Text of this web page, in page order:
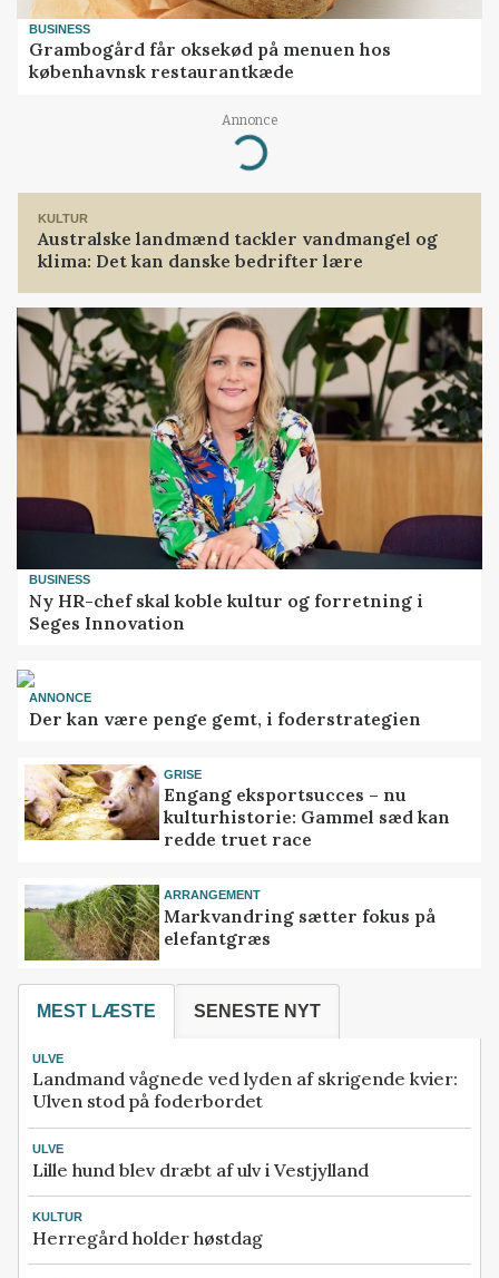
BUSINESS
Grambogård får oksekød på menuen hos
københavnsk restaurantkæde
Annonce
Loading...
KULTUR
Australske landmænd tackler vandmangel og
klima: Det kan danske bedrifter lære
BUSINESS
Ny HR-chef skal koble kultur og forretning i
Seges Innovation
ANNONCE
Der kan være penge gemt, i foderstrategien
GRISE
Engang eksportsucces – nu
kulturhistorie: Gammel sæd kan
redde truet race
ARRANGEMENT
Markvandring sætter fokus på
elefantgræs
MEST LÆSTE SENESTE NYT
ULVE
Landmand vågnede ved lyden af skrigende kvier:
Ulven stod på foderbordet
ULVE
Lille hund blev dræbt af ulv i Vestjylland
KULTUR
Herregård holder høstdag